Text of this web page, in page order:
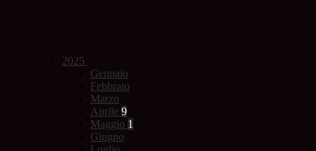
2025
Gennaio
Febbraio
Marzo
Aprile 9
Maggio 1
Giugno